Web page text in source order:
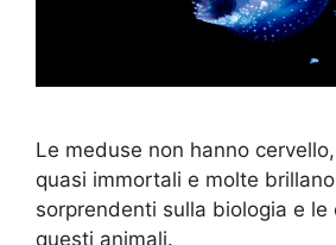
Le meduse non hanno
quasi immortali e molte
sorprendenti sulla biologia e le
questi animali.